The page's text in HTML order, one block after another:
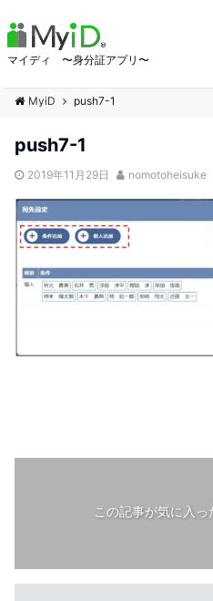
マイディ 〜身分証アプリ〜
MyiD push7-1
push7-1
2019年11月29日 nomotoheisuke
この記事が気に入